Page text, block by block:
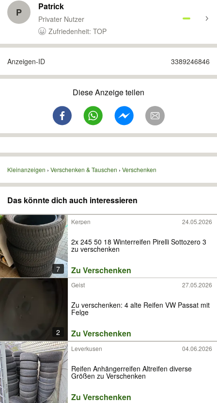
P Patrick
Privater Nutzer
Zufriedenheit: TOP
Anzeigen-ID 3389246846
Diese Anzeige teilen
Kleinanzeigen Verschenken & Tauschen Verschenken
Das könnte dich auch interessieren
7
Kerpen 24.05.2026
2x 245 50 18 Winterreifen Pirelli Sottozero 3
zu verschenken
Zu Verschenken
2
Geist 27.05.2026
Zu verschenken: 4 alte Reifen VW Passat mit
Felge
Zu Verschenken
Leverkusen 04.06.2026
Reifen Anhängerreifen Altreifen diverse
Größen zu Verschenken
Zu Verschenken